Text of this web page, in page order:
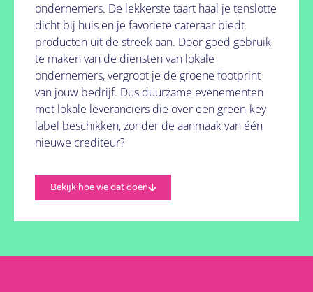
ondernemers. De lekkerste taart haal je tenslotte
dicht bij huis en je favoriete cateraar biedt
producten uit de streek aan. Door goed gebruik
te maken van de diensten van lokale
ondernemers, vergroot je de groene footprint
van jouw bedrijf. Dus duurzame evenementen
met lokale leveranciers die over een green-key
label beschikken, zonder de aanmaak van één
nieuwe crediteur?
Bekijk hoe we dat doen